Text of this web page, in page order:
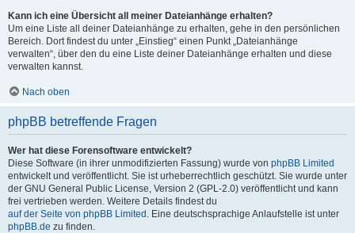
Kann ich eine Übersicht all meiner Dateianhänge erhalten?
Um eine Liste all deiner Dateianhänge zu erhalten, gehe in den persönlichen
Bereich. Dort findest du unter „Einstieg“ einen Punkt „Dateianhänge
verwalten“, über den du eine Liste deiner Dateianhänge erhalten und diese
verwalten kannst.
Nach oben
phpBB betreffende Fragen
Wer hat diese Forensoftware entwickelt?
Diese Software (in ihrer unmodifizierten Fassung) wurde von phpBB Limited
entwickelt und veröffentlicht. Sie ist urheberrechtlich geschützt. Sie wurde unter
der GNU General Public License, Version 2 (GPL-2.0) veröffentlicht und kann
frei vertrieben werden. Weitere Details findest du
auf der Seite von phpBB Limited . Eine deutschsprachige Anlaufstelle ist unter
phpBB.de zu finden.